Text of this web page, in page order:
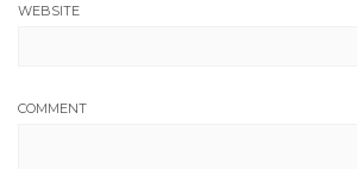
WEBSITE
COMMENT